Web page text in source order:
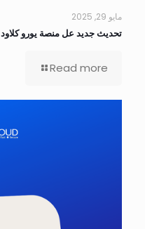
مايو 29, 2025
تحديث جديد عل منصة يورو كلاود 10.26
Read more